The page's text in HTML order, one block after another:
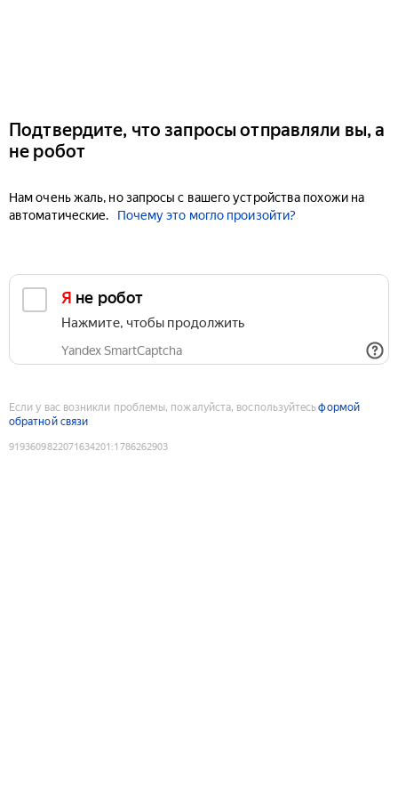
Подтвердите, что запросы отправляли вы, а
не робот
Нам очень жаль, но запросы с вашего устройства похожи на
автоматические.
Почему это могло произойти?
Я не робот
Нажмите, чтобы продолжить
Yandex SmartCaptcha
Если у вас возникли проблемы, пожалуйста, воспользуйтесьформой
обратной связи
9193609822071634201 :1786262903